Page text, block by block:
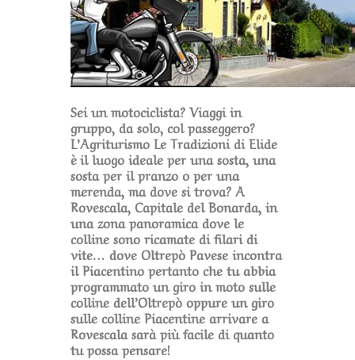
Sei un motociclista? Viaggi in
gruppo, da solo, col passeggero?
L’Agriturismo Le Tradizioni di Elide
è il luogo ideale per una sosta, una
sosta per il pranzo o per una
merenda, ma dove si trova? A
Rovescala, Capitale del Bonarda, in
una zona panoramica dove le
colline sono ricamate di filari di
vite… dove Oltrepò Pavese incontra
il Piacentino pertanto che tu abbia
programmato un giro in moto sulle
colline dell’Oltrepò oppure un giro
sulle colline Piacentine arrivare a
Rovescala sarà più facile di quanto
tu possa pensare!